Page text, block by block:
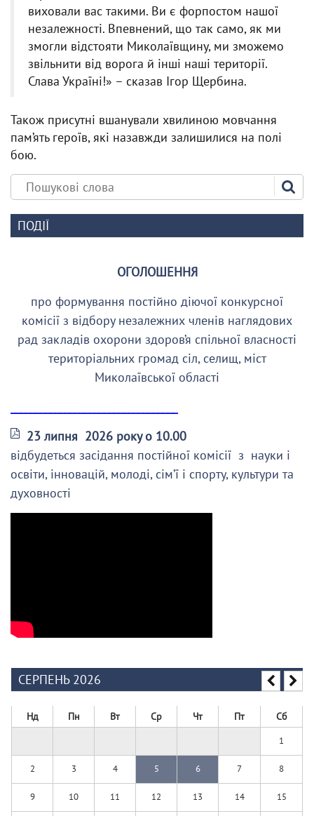
виховали вас такими. Ви є форпостом нашої
незалежності. Впевнений, що так само, як ми
змогли відстояти Миколаївщину, ми зможемо
звільнити від ворога й інші наші території.
Слава Україні!» – сказав Ігор Щербина.
Також присутні вшанували хвилиною мовчання
пам’ять героїв, які назавжди залишилися на полі
бою.
ПОДІЇ
ОГОЛОШЕННЯ
про формування постійно діючої конкурсної
комісії з відбору незалежних членів наглядових
рад закладів охорони здоров’я спільної власності
територіальних громад сіл, селищ, міст
Миколаївської області
23 липня 2026 року о 10.00
відбудеться засідання постійної комісії з науки і
освіти, інновацій, молоді, сім’ї і спорту, культури та
духовності
СЕРПЕНЬ 2026
Нд Пн Вт Ср Чт Пт Сб
1
2 3 4 5 6 7 8
9 10 11 12 13 14 15